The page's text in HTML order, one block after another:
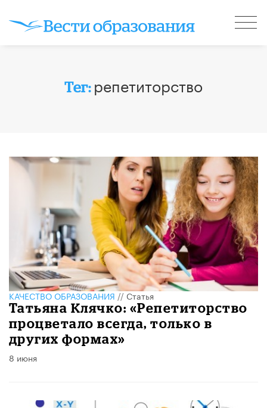
Тег: репетиторство
КАЧЕСТВО ОБРАЗОВАНИЯ//Статья
​Татьяна Клячко: «Репетиторство
процветало всегда, только в
других формах»
8 июня